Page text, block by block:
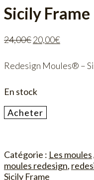
Sicily Frame
24,00€Le
initial
était :
20,00€Le
actuel
est :
Redesign Moules® –
En stock
quantité
de
Acheter
Catégorie : Les moules
moules redesign,
Sicily Frame